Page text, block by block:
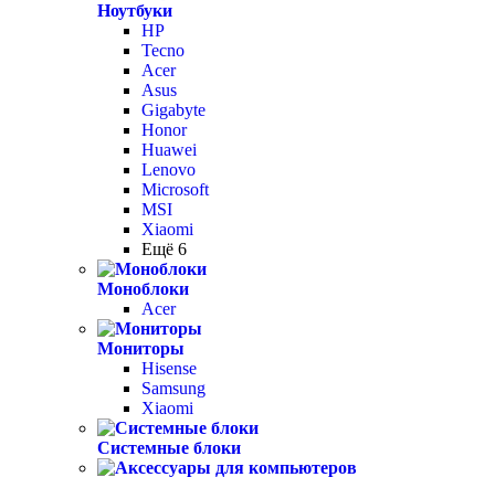
Ноутбуки
HP
Tecno
Acer
Asus
Gigabyte
Honor
Huawei
Lenovo
Microsoft
MSI
Xiaomi
Ещё 6
Моноблоки
Acer
Мониторы
Hisense
Samsung
Xiaomi
Системные блоки